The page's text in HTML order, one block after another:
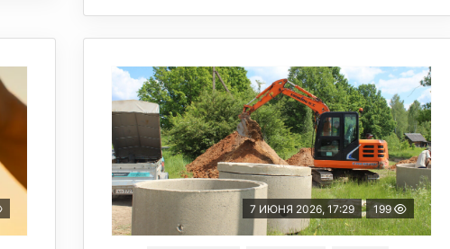
7 ИЮНЯ 2026, 17:29 199